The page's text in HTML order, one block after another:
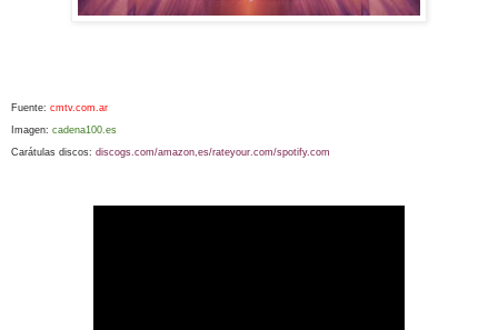
Fuente: cmtv.com.ar
Imagen: cadena100.es
Carátulas discos: discogs.com/amazon,es/rateyour.com/spotify.com